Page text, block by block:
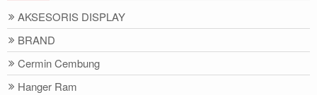
AKSESORIS DISPLAY
BRAND
Cermin Cembung
Hanger Ram